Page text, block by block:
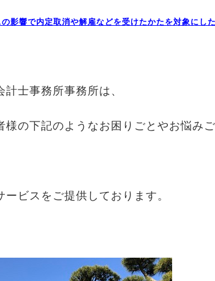
影響で内定取消や解雇などを受けたかたを対象にし
計士事務所事務所は、
様の下記のようなお困りごとやお悩み
ービスをご提供しております。